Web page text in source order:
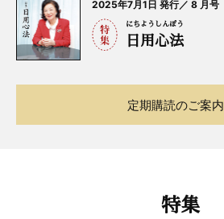
2025年7月1日 発行／ 8 月号
日用心法
にちようしんぽう
定期購読のご案内
特集